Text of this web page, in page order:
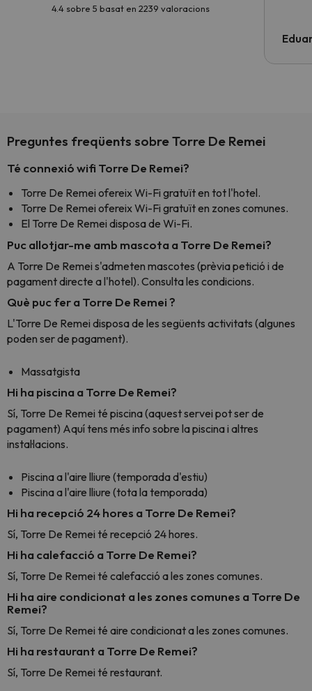
4.4 sobre 5 basat en 2239 valoracions
Preguntes freqüents sobre Torre De Remei
Té connexió wifi Torre De Remei?
Torre De Remei ofereix Wi-Fi gratuït en tot l'hotel.
Torre De Remei ofereix Wi-Fi gratuït en zones comunes.
El Torre De Remei disposa de Wi-Fi.
Puc allotjar-me amb mascota a Torre De Remei?
A Torre De Remei s'admeten mascotes (prèvia petició i de
pagament directe a l'hotel). Consulta les condicions.
Què puc fer a Torre De Remei ?
L'Torre De Remei disposa de les següents activitats (algunes
poden ser de pagament).
Massatgista
Hi ha piscina a Torre De Remei?
Sí, Torre De Remei té piscina (aquest servei pot ser de
pagament) Aquí tens més info sobre la piscina i altres
instal·lacions.
Piscina a l'aire lliure (temporada d'estiu)
Piscina a l'aire lliure (tota la temporada)
Hi ha recepció 24 hores a Torre De Remei?
Sí, Torre De Remei té recepció 24 hores.
Hi ha calefacció a Torre De Remei?
Sí, Torre De Remei té calefacció a les zones comunes.
Hi ha aire condicionat a les zones comunes a Torre De
Remei?
Sí, Torre De Remei té aire condicionat a les zones comunes.
Hi ha restaurant a Torre De Remei?
Sí, Torre De Remei té restaurant.